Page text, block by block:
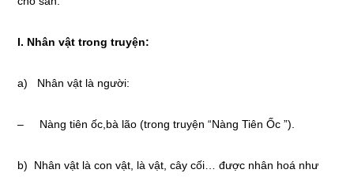
I. Nhân vật trong truyện:
a) Nhân vật là người:
– Nàng tiên ốc,bà lão (trong truyện “Nàng Tiên Ốc ”).
b) Nhân vật là con vật, là vật, cây cối… được nhân hoá như